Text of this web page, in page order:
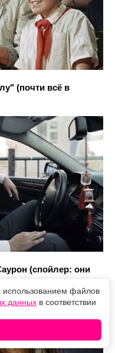
(почти всё в
(спойлер: они
использованием файлов
данных в соответствии